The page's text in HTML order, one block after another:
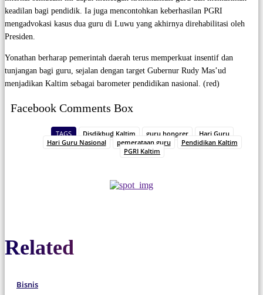
Related
Bisnis
keadilan bagi pendidik. Ia juga mencontohkan keberhasilan PGRI
mengadvokasi kasus dua guru di Luwu yang akhirnya direhabilitasi oleh
Presiden.
Yonathan berharap pemerintah daerah terus memperkuat insentif dan
tunjangan bagi guru, sejalan dengan target Gubernur Rudy Mas’ud
menjadikan Kaltim sebagai barometer pendidikan nasional. (red)
Facebook Comments Box
TAGS Disdikbud Kaltim guru honorer
Hari Guru
Hari Guru Nasional
pemerataan guru
Pendidikan Kaltim
PGRI Kaltim